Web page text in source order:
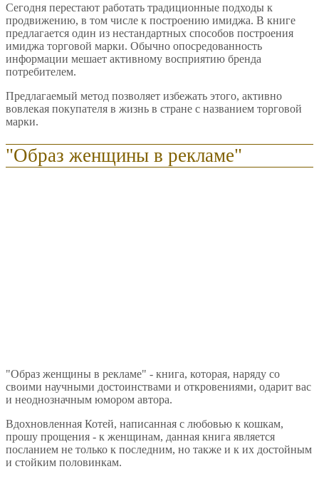
Сегодня перестают работать традиционные подходы к
продвижению, в том числе к построению имиджа. В книге
предлагается один из нестандартных способов построения
имиджа торговой марки. Обычно опосредованность
информации мешает активному восприятию бренда
потребителем.
Предлагаемый метод позволяет избежать этого, активно
вовлекая покупателя в жизнь в стране с названием торговой
марки.
"Образ женщины в рекламе"
"Образ женщины в рекламе" - книга, которая, наряду со
своими научными достоинствами и откровениями, одарит вас
и неоднозначным юмором автора.
Вдохновленная Котей, написанная с любовью к кошкам,
прошу прощения - к женщинам, данная книга является
посланием не только к последним, но также и к их достойным
и стойким половинкам.